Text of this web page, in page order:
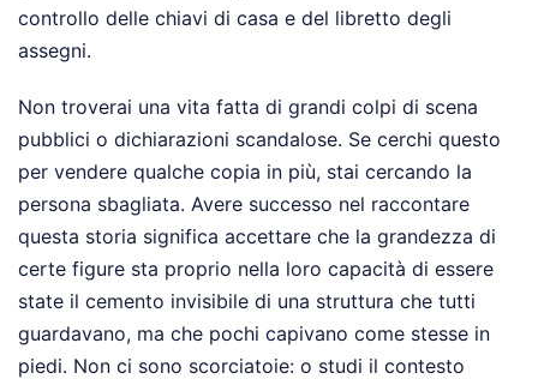
controllo delle chiavi di casa e del libretto degli
assegni.
Non troverai una vita fatta di grandi colpi di scena
pubblici o dichiarazioni scandalose. Se cerchi questo
per vendere qualche copia in più, stai cercando la
persona sbagliata. Avere successo nel raccontare
questa storia significa accettare che la grandezza di
certe figure sta proprio nella loro capacità di essere
state il cemento invisibile di una struttura che tutti
guardavano, ma che pochi capivano come stesse in
piedi. Non ci sono scorciatoie: o studi il contesto